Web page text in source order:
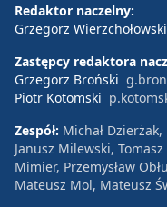
Redaktor naczelny:
Grzegorz Wierzchołowski
Zastępcy redaktora
Grzegorz Broński
Piotr Kotomski
Zespół: Michał
Janusz Milewski,
Mimier, Przemysław
Mateusz Mol, Mateusz